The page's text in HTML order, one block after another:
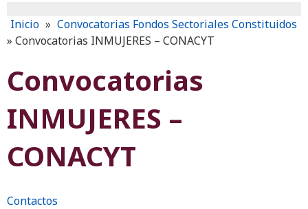
Inicio » Convocatorias Fondos Sectoriales Constituidos
» Convocatorias INMUJERES – CONACYT
Convocatorias
INMUJERES –
CONACYT
Contactos